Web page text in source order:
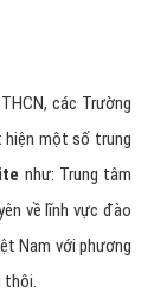
các Trường
một số trung
như: Trung tâm
về lĩnh vực đào
Nam với phương
thôi.